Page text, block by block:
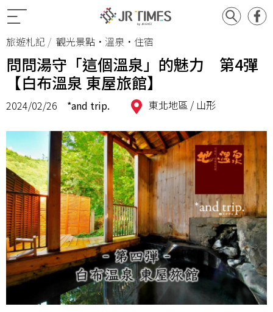
旅遊札記 觀光景點•溫泉•住宿
問問湯守「這個溫泉」的魅力 第4彈
【白布溫泉 東屋旅館】
2024/02/26 *and trip. 東北地區 / 山形